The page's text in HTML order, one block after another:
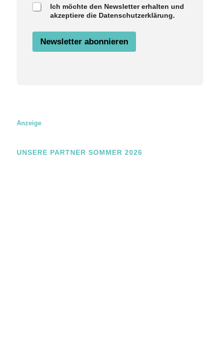
a
m
Ich möchte den Newsletter erhalten und
akzeptiere die Datenschutzerklärung.
Newsletter abonnieren
Anzeige
UNSERE PARTNER SOMMER 2026